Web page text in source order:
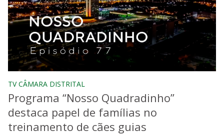
TV CÂMARA DISTRITAL
Programa “Nosso Quadradinho”
destaca papel de famílias no
treinamento de cães guias